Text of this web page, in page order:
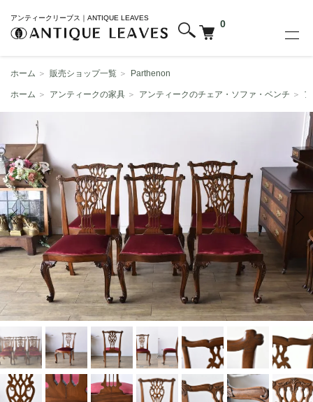
アンティークリーブス｜ANTIQUE LEAVES
0
ホーム ＞ 販売ショップ一覧 ＞ Parthenon
ホーム ＞ アンティークの家具 ＞ アンティークのチェア・ソファ・ベンチ ＞